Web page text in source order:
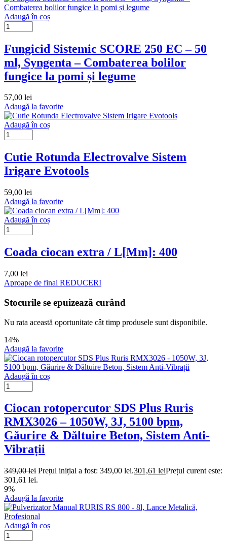
Adaugă în coș
Fungicid Sistemic SCORE 250 EC – 50
ml, Syngenta – Combaterea bolilor
fungice la pomi și legume
57,00 lei
Adaugă la favorite
Adaugă în coș
Cutie Rotunda Electrovalve Sistem
Irigare Evotools
59,00 lei
Adaugă la favorite
Adaugă în coș
Coada ciocan extra / L[Mm]: 400
7,00 lei
Aproape de final REDUCERI
Stocurile se epuizează curând
Nu rata această oportunitate cât timp produsele sunt disponibile.
14%
Adaugă la favorite
Adaugă în coș
Ciocan rotopercutor SDS Plus Ruris
RMX3026 – 1050W, 3J, 5100 bpm,
Găurire & Dăltuire Beton, Sistem Anti-
Vibrații
349,00lei Prețul inițial a fost: 349,00 lei.301,61 leiPrețul curent este:
301,61 lei.
9%
Adaugă la favorite
Adaugă în coș